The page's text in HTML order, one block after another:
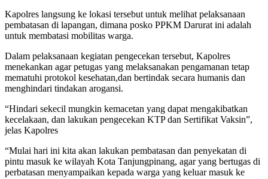
Kapolres langsung ke lokasi tersebut untuk melihat pelaksanaan
pembatasan di lapangan, dimana posko PPKM Darurat ini adalah
untuk membatasi mobilitas warga.
Dalam pelaksanaan kegiatan pengecekan tersebut, Kapolres
menekankan agar petugas yang melaksanakan pengamanan tetap
mematuhi protokol kesehatan,dan bertindak secara humanis dan
menghindari tindakan arogansi.
“Hindari sekecil mungkin kemacetan yang dapat mengakibatkan
kecelakaan, dan lakukan pengecekan KTP dan Sertifikat Vaksin”,
jelas Kapolres
“Mulai hari ini kita akan lakukan pembatasan dan penyekatan di
pintu masuk ke wilayah Kota Tanjungpinang, agar yang bertugas di
perbatasan menyampaikan kepada warga yang keluar masuk ke